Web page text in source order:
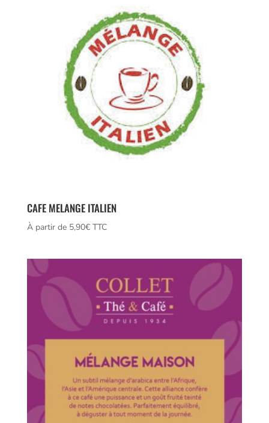
CAFE MELANGE ITALIEN
À partir de 5,90€ TTC